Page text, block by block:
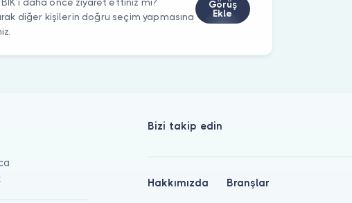
daha önce ziyaret ettiniz mi?
diğer kişilerin doğru seçim yapmasına
Görüş
Ekle
Bizi takip edin
Hakkımızda Branşlar